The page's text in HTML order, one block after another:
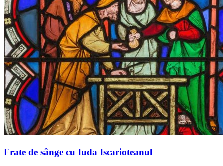
Frate de sânge cu Iuda Iscarioteanul